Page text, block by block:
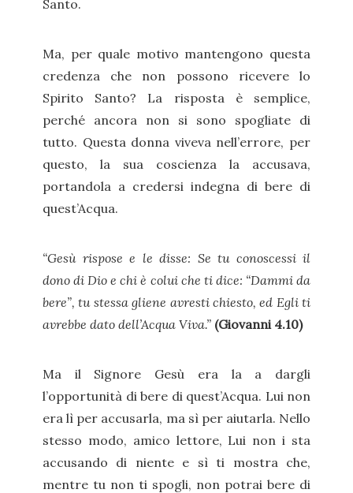
Santo.
Ma, per quale motivo mantengono questa
credenza che non possono ricevere lo
Spirito Santo? La risposta è semplice,
perché ancora non si sono spogliate di
tutto. Questa donna viveva nell’errore, per
questo, la sua coscienza la accusava,
portandola a credersi indegna di bere di
quest’Acqua.
“Gesù rispose e le disse: Se tu conoscessi il
dono di Dio e chi è colui che ti dice: “Dammi da
bere”, tu stessa gliene avresti chiesto, ed Egli ti
avrebbe dato dell’Acqua Viva.” (Giovanni 4.10)
Ma il Signore Gesù era la a dargli
l’opportunità di bere di quest’Acqua. Lui non
era lì per accusarla, ma sì per aiutarla. Nello
stesso modo, amico lettore, Lui non i sta
accusando di niente e sì ti mostra che,
mentre tu non ti spogli, non potrai bere di